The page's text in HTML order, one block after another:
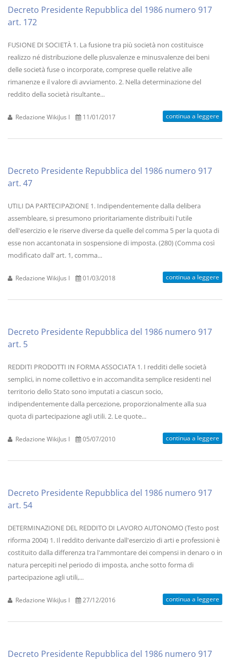
Decreto Presidente Repubblica del 1986 numero 917
art. 172
FUSIONE DI SOCIETÀ 1. La fusione tra più società non costituisce
realizzo né distribuzione delle plusvalenze e minusvalenze dei beni
delle società fuse o incorporate, comprese quelle relative alle
rimanenze e il valore di avviamento. 2. Nella determinazione del
reddito della società risultante...
Redazione WikiJus I 11/01/2017 continua a leggere
Decreto Presidente Repubblica del 1986 numero 917
art. 47
UTILI DA PARTECIPAZIONE 1. Indipendentemente dalla delibera
assembleare, si presumono prioritariamente distribuiti l'utile
dell'esercizio e le riserve diverse da quelle del comma 5 per la quota di
esse non accantonata in sospensione di imposta. (280) (Comma così
modificato dall’ art. 1, comma...
Redazione WikiJus I 01/03/2018 continua a leggere
Decreto Presidente Repubblica del 1986 numero 917
art. 5
REDDITI PRODOTTI IN FORMA ASSOCIATA 1. I redditi delle società
semplici, in nome collettivo e in accomandita semplice residenti nel
territorio dello Stato sono imputati a ciascun socio,
indipendentemente dalla percezione, proporzionalmente alla sua
quota di partecipazione agli utili. 2. Le quote...
Redazione WikiJus I 05/07/2010 continua a leggere
Decreto Presidente Repubblica del 1986 numero 917
art. 54
DETERMINAZIONE DEL REDDITO DI LAVORO AUTONOMO (Testo post
riforma 2004) 1. Il reddito derivante dall'esercizio di arti e professioni è
costituito dalla differenza tra l'ammontare dei compensi in denaro o in
natura percepiti nel periodo di imposta, anche sotto forma di
partecipazione agli utili,...
Redazione WikiJus I 27/12/2016 continua a leggere
Decreto Presidente Repubblica del 1986 numero 917